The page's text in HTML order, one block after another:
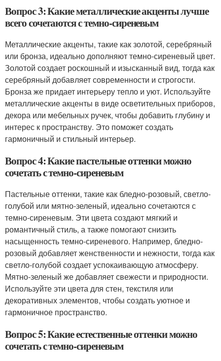
Вопрос 3: Какие металлические акценты лучше
всего сочетаются с темно-сиреневым
Металлические акценты, такие как золотой, серебряный
или бронза, идеально дополняют темно-сиреневый цвет.
Золотой создает роскошный и изысканный вид, тогда как
серебряный добавляет современности и строгости.
Бронза же придает интерьеру тепло и уют. Используйте
металлические акценты в виде осветительных приборов,
декора или мебельных ручек, чтобы добавить глубину и
интерес к пространству. Это поможет создать
гармоничный и стильный интерьер.
Вопрос 4: Какие пастельные оттенки можно
сочетать с темно-сиреневым
Пастельные оттенки, такие как бледно-розовый, светло-
голубой или мятно-зеленый, идеально сочетаются с
темно-сиреневым. Эти цвета создают мягкий и
романтичный стиль, а также помогают снизить
насыщенность темно-сиреневого. Например, бледно-
розовый добавляет женственности и нежности, тогда как
светло-голубой создает успокаивающую атмосферу.
Мятно-зеленый же добавляет свежести и природности.
Используйте эти цвета для стен, текстиля или
декоративных элементов, чтобы создать уютное и
гармоничное пространство.
Вопрос 5: Какие естественные оттенки можно
сочетать с темно-сиреневым